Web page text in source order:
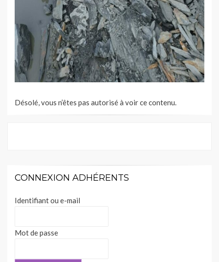
Désolé, vous n’êtes pas autorisé à voir ce contenu.
CONNEXION ADHÉRENTS
Identifiant ou e-mail
Mot de passe